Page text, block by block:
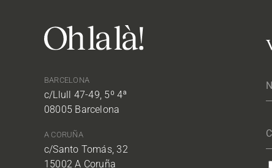
BARCELONA
c/Llull 47-49, 5º 4ª
08005 Barcelona
A CORUÑA
c/Santo Tomás, 32
15002 A Coruña